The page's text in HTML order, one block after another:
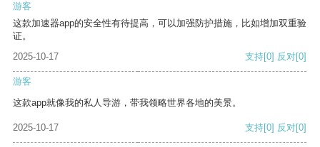
游客
这款加速器app的安全性有待提高，可以加强防护措施，比如增加双重验
证。
2025-10-17
支持[0] 反对[0]
游客
这款app就像我的私人导游，带我领略世界各地的美景。
2025-10-17 支持[0] 反对[0]